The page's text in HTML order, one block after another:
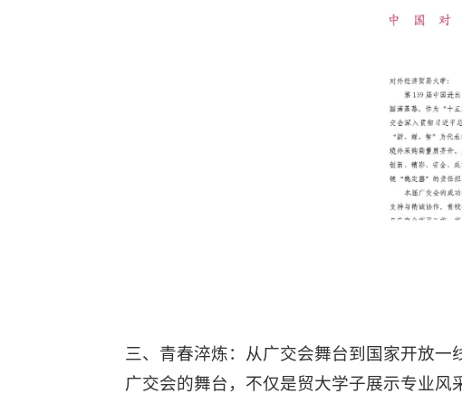
三、青春淬炼：从广交会舞台到国家开放一
广交会的舞台，不仅是贸大学子展示专业